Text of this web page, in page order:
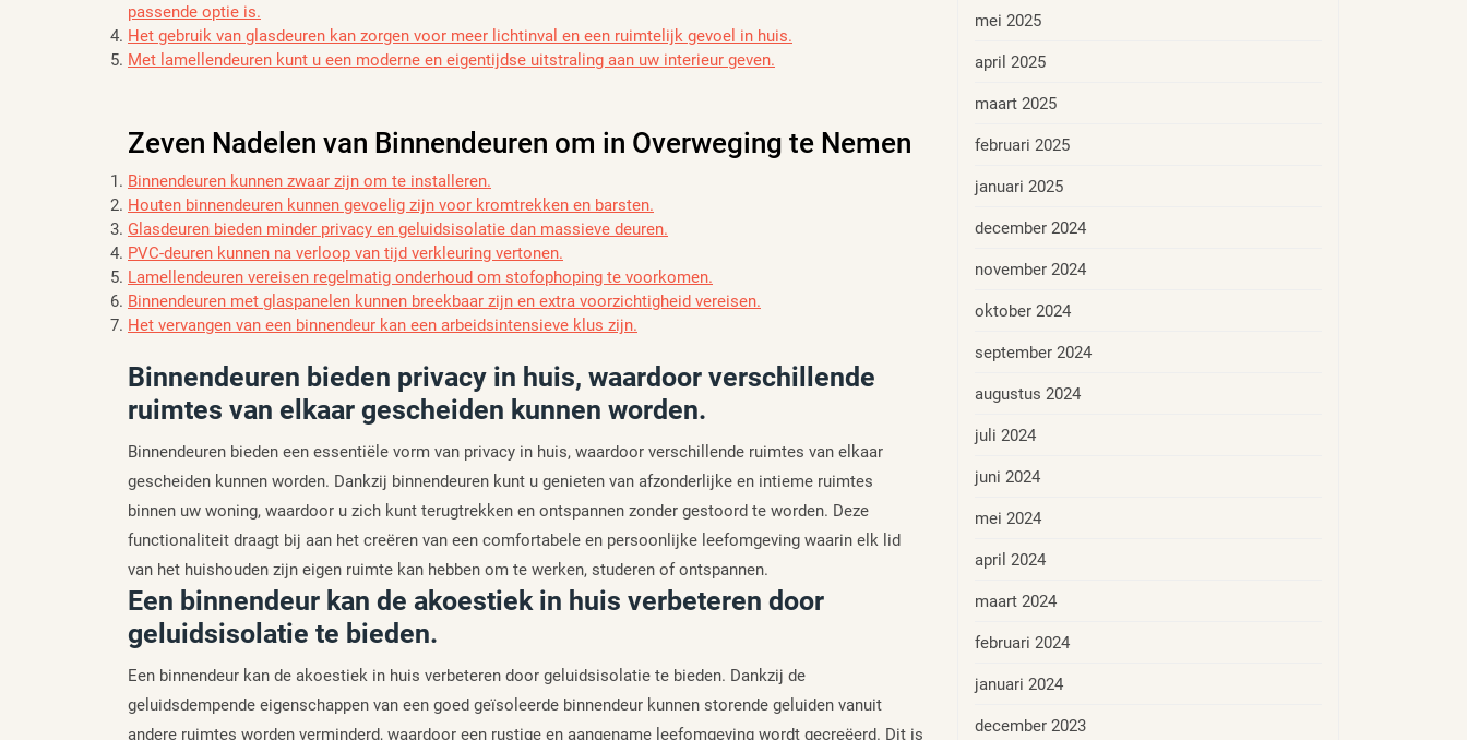
passende optie is.
Het gebruik van glasdeuren kan zorgen voor meer lichtinval en een ruimtelijk gevoel in huis.
Met lamellendeuren kunt u een moderne en eigentijdse uitstraling aan uw interieur geven.
Zeven Nadelen van Binnendeuren om in Overweging te Nemen
Binnendeuren kunnen zwaar zijn om te installeren.
Houten binnendeuren kunnen gevoelig zijn voor kromtrekken en barsten.
Glasdeuren bieden minder privacy en geluidsisolatie dan massieve deuren.
PVC-deuren kunnen na verloop van tijd verkleuring vertonen.
Lamellendeuren vereisen regelmatig onderhoud om stofophoping te voorkomen.
Binnendeuren met glaspanelen kunnen breekbaar zijn en extra voorzichtigheid vereisen.
Het vervangen van een binnendeur kan een arbeidsintensieve klus zijn.
Binnendeuren bieden privacy in huis, waardoor verschillende
ruimtes van elkaar gescheiden kunnen worden.
Binnendeuren bieden een essentiële vorm van privacy in huis, waardoor verschillende ruimtes van elkaar
gescheiden kunnen worden. Dankzij binnendeuren kunt u genieten van afzonderlijke en intieme ruimtes
binnen uw woning, waardoor u zich kunt terugtrekken en ontspannen zonder gestoord te worden. Deze
functionaliteit draagt bij aan het creëren van een comfortabele en persoonlijke leefomgeving waarin elk lid
van het huishouden zijn eigen ruimte kan hebben om te werken, studeren of ontspannen.
Een binnendeur kan de akoestiek in huis verbeteren door
geluidsisolatie te bieden.
Een binnendeur kan de akoestiek in huis verbeteren door geluidsisolatie te bieden. Dankzij de
geluidsdempende eigenschappen van een goed geïsoleerde binnendeur kunnen storende geluiden vanuit
andere ruimtes worden verminderd, waardoor een rustige en aangename leefomgeving wordt gecreëerd. Dit is
mei 2025
april 2025
maart 2025
februari 2025
januari 2025
december 2024
november 2024
oktober 2024
september 2024
augustus 2024
juli 2024
juni 2024
mei 2024
april 2024
maart 2024
februari 2024
januari 2024
december 2023